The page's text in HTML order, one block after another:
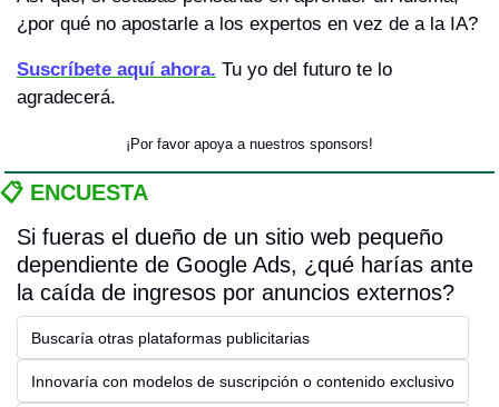
¿por qué no apostarle a los expertos en vez de a la IA?
Suscríbete aquí ahora. Tu yo del futuro te lo
agradecerá.
¡Por favor apoya a nuestros sponsors!
📋 ENCUESTA
Si fueras el dueño de un sitio web pequeño
dependiente de Google Ads, ¿qué harías ante
la caída de ingresos por anuncios externos?
Buscaría otras plataformas publicitarias
Innovaría con modelos de suscripción o contenido exclusivo